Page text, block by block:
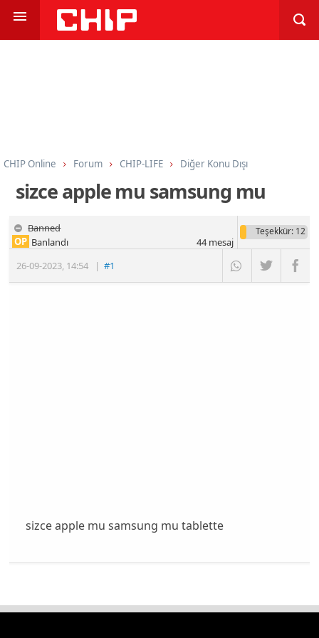
CHIP Online Forum CHIP-LIFE Diğer Konu Dışı
sizce apple mu samsung mu
Banned
26-09-2023, 14:54 |#1
OP Banlandı
Teşekkür: 12
44mesaj
sizce apple mu samsung mu tablette